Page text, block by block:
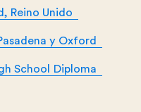
Reino Unido
y Oxford
School Diploma